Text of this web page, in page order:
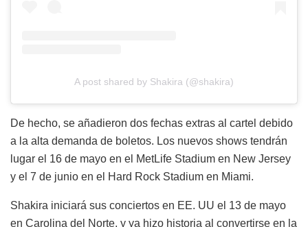
A post shared by Shakira (@shakira)
De hecho, se añadieron dos fechas extras al cartel debido
a la alta demanda de boletos. Los nuevos shows tendrán
lugar el 16 de mayo en el MetLife Stadium en New Jersey
y el 7 de junio en el Hard Rock Stadium en Miami.
Shakira iniciará sus conciertos en EE. UU el 13 de mayo
en Carolina del Norte, y ya hizo historia al convertirse en la